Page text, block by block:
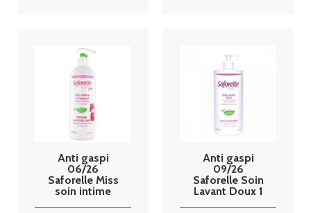
Anti gaspi
06/26
Saforelle Miss
soin intime
Anti gaspi
09/26
Saforelle Soin
Lavant Doux 1